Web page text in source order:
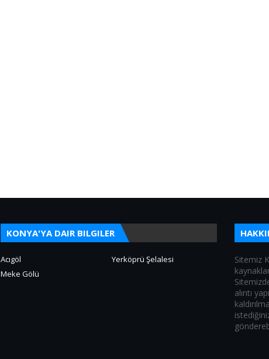
KONYA'YA DAIR BILGILER
Acıgöl
Yerköprü Şelalesi
Meke Gölü
Sitemiz
alıntı